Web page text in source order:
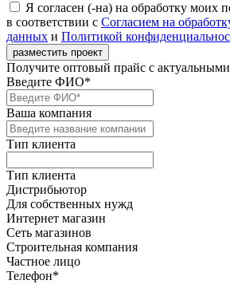
Я согласен (-на) на обработку моих
в соответствии с Согласием на
данных и Политикой
Получите оптовый прайс с
Введите ФИО*
Ваша компания
Тип клиента
Тип клиента
Дистрибьютор
Для собственных нужд
Интернет магазин
Сеть магазинов
Строительная компания
Частное лицо
Телефон*